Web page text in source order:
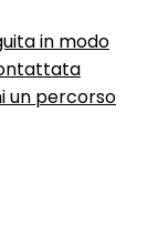
in modo
un percorso